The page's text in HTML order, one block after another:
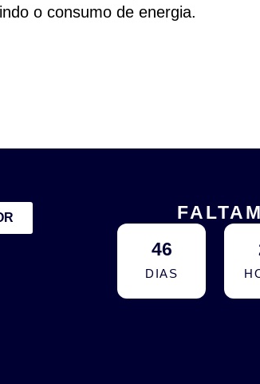
o consumo de energia.
46
DIAS